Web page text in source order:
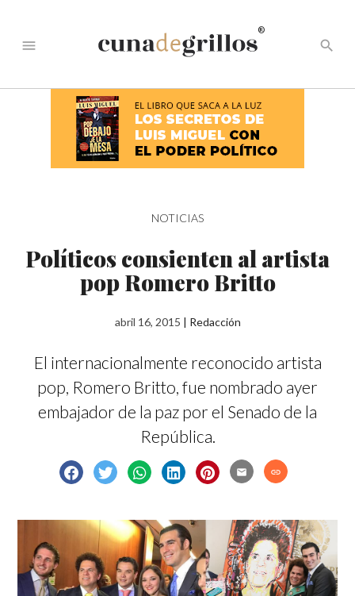
menu
®
search
NOTICIAS
Políticos consienten al artista
pop Romero Britto
abril 16, 2015 | Redacción
El internacionalmente reconocido artista
pop, Romero Britto, fue nombrado ayer
embajador de la paz por el Senado de la
República.
email link